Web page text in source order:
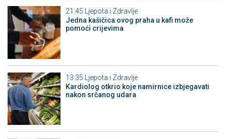
21:45
Ljepota i Zdravlje
Jedna kašičica ovog praha u kafi može
pomoći crijevima
13:35 Ljepota i Zdravlje
Kardiolog otkrio koje namirnice izbjegavati
nakon srčanog udara